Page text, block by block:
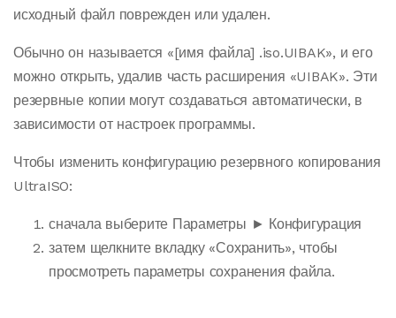
исходный файл поврежден или удален.
Обычно он называется «[имя файла] .iso.UIBAK», и его
можно открыть, удалив часть расширения «UIBAK». Эти
резервные копии могут создаваться автоматически, в
зависимости от настроек программы.
Чтобы изменить конфигурацию резервного копирования
UltraISO:
сначала выберите Параметры ► Конфигурация
затем щелкните вкладку «Сохранить», чтобы
просмотреть параметры сохранения файла.